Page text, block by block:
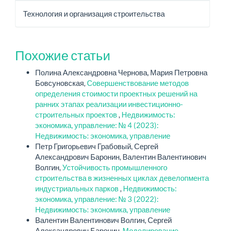
Технология и организация строительства
Похожие статьи
Полина Александровна Чернова, Мария Петровна
Бовсуновская,Совершенствование методов
определения стоимости проектных решений на
ранних этапах реализации инвестиционно-
строительных проектов, Недвижимость:
экономика, управление: № 4 (2023):
Недвижимость: экономика, управление
Петр Григорьевич Грабовый, Сергей
Александрович Баронин, Валентин Валентинович
Волгин,Устойчивость промышленного
строительства в жизненных циклах девелопмента
индустриальных парков, Недвижимость:
экономика, управление: № 3 (2022):
Недвижимость: экономика, управление
Валентин Валентинович Волгин, Сергей